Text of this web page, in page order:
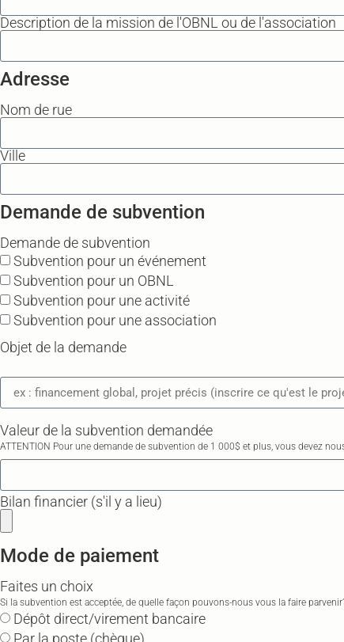
Description de la mission de l'OBNL ou de l'association
Adresse
Nom de rue
Ville
Demande de subvention
Demande de subvention
Subvention pour un événement
Subvention pour un OBNL
Subvention pour une activité
Subvention pour une association
Objet de la demande
Valeur de la subvention demandée
ATTENTION Pour une demande de subvention de 1 000$ et plus, vous devez
Bilan financier (s'il y a lieu)
Mode de paiement
Faites un choix
Si la subvention est acceptée, de quelle façon pouvons-nous vous la faire
Dépôt direct/virement bancaire
Par la poste (chèque)